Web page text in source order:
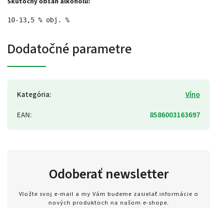
10-13,5 % obj. %
Dodatočné parametre
Kategória:
Víno
EAN: 8586003163697
Odoberať newsletter
Vložte svoj e-mail a my Vám budeme zasielať informácie o
nových produktoch na našom e-shope.